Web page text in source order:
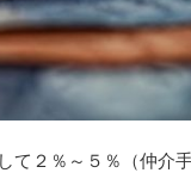
て２％～５％（仲介